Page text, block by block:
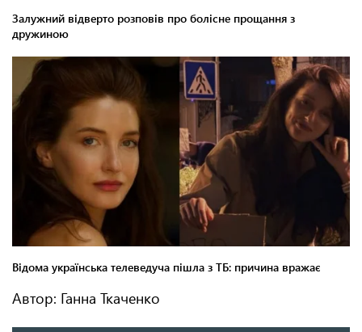
Автор: Ганна Ткаченко